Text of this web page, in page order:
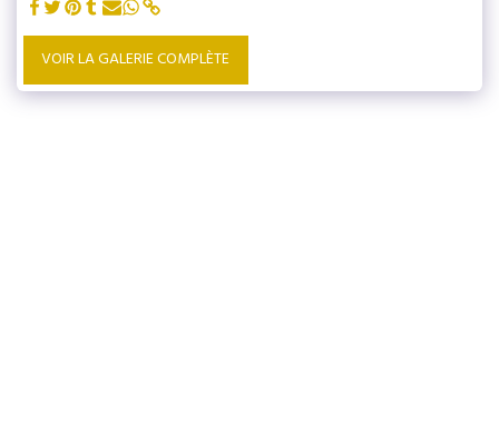
VOIR LA GALERIE COMPLÈTE